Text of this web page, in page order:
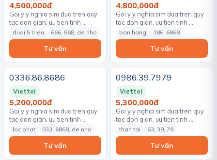
4,500,000đ
Goi y y nghia sim dua tren quy
tac don gian, uu tien tinh …
duoi 5 trieu 666, 868, de nho
Tư vấn
4,800,000đ
Goi y y nghia sim dua tren quy
tac don gian, uu tien tinh …
ban hang 186, 6868
Tư vấn
0336.86.8686
Viettel
5,200,000đ
Goi y y nghia sim dua tren quy
tac don gian, uu tien tinh …
loc phat 033, 6868, de nho
Tư vấn
0986.39.7979
Viettel
5,300,000đ
Goi y y nghia sim dua tren quy
tac don gian, uu tien tinh …
than tai 63, 39, 79
Tư vấn